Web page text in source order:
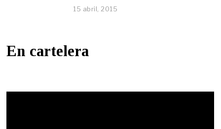
15 abril, 2015
En cartelera